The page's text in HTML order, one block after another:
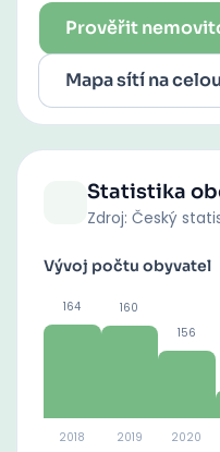
Prověřit
Mapa sítí na
Statistika
Zdroj: Český
Vývoj počtu obyvatel
164
2018
160
2019
156
2020